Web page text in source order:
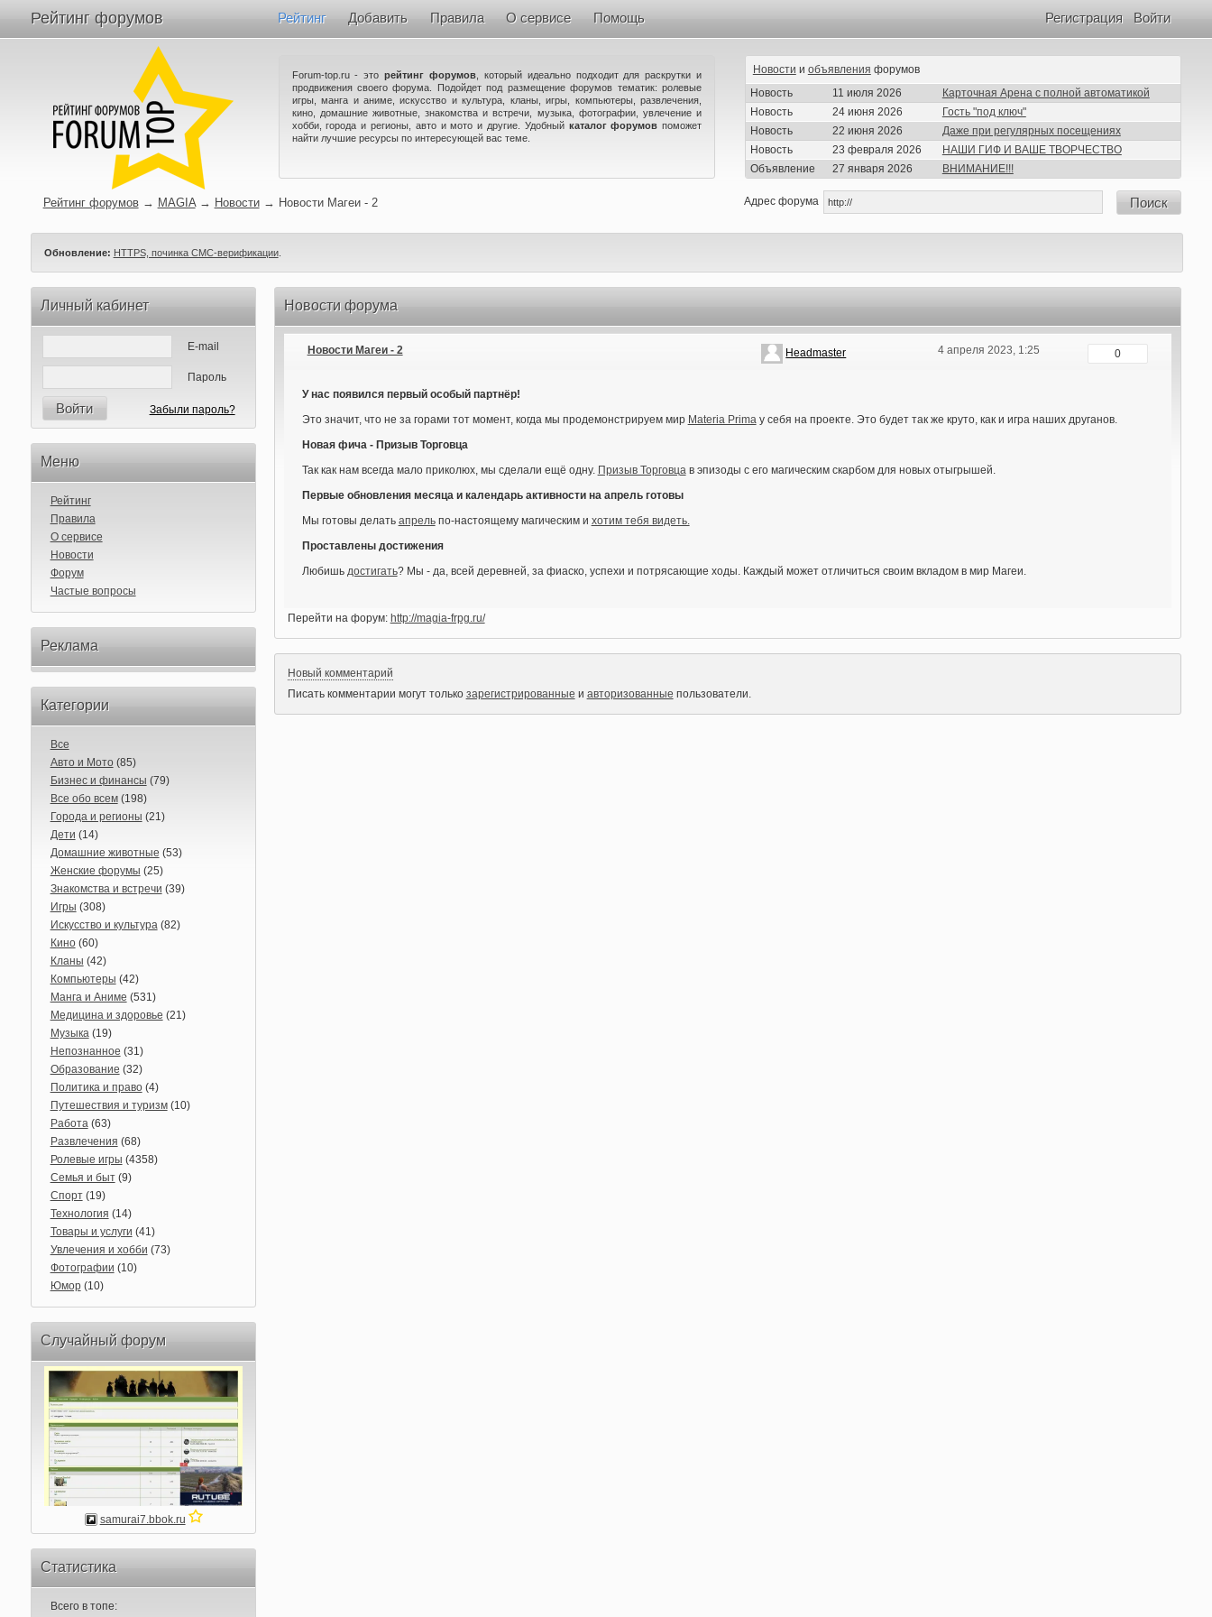
Рейтинг форумов Рейтинг Добавить Правила О сервисе Помощь Войти
Регистрация
Forum-top.ru - эторейтинг форумов , который идеально подходит для раскрутки и
продвижения своего форума. Подойдет под размещение форумов тематик: ролевые
игры, манга и аниме, искусство и культура, кланы, игры, компьютеры, развлечения,
кино, домашние животные, знакомства и встречи, музыка, фотографии, увлечение и
хобби, города и регионы, авто и мото и другие. Удобный каталог форумов поможет
найти лучшие ресурсы по интересующей вас теме.
Новости и объявления форумов
Новость
11 июля 2026
Карточная Арена с полной автоматикой
Новость
24 июня 2026
Гость "под ключ"
Новость
22 июня 2026
Даже при регулярных посещениях
Новость
23 февраля 2026
НАШИ ГИФ И ВАШЕ ТВОРЧЕСТВО
Объявление
27 января 2026 ВНИМАНИЕ!!!
Адрес форума Поиск
Рейтинг форумов → MAGIA → Новости → Новости Магеи - 2
Обновление: HTTPS, починка СМС-верификации.
Личный кабинет
E-mail
Пароль
Войти Забыли пароль?
Меню
Рейтинг
Правила
О сервисе
Новости
Форум
Частые вопросы
Реклама
Категории
Все
Авто и Мото(85)
Бизнес и финансы (79)
Все обо всем(198)
Города и регионы (21)
Дети (14)
Домашние животные (53)
Женские форумы (25)
Знакомства и встречи (39)
Игры (308)
Искусство и культура(82)
Кино(60)
Кланы (42)
Компьютеры (42)
Манга и Аниме (531)
Медицина и здоровье (21)
Музыка(19)
Непознанное (31)
Образование (32)
Политика и право(4)
Путешествия и туризм(10)
Работа(63)
Развлечения (68)
Ролевые игры (4358)
Семья и быт(9)
Спорт(19)
Технология (14)
Товары и услуги (41)
Увлечения и хобби (73)
Фотографии (10)
Юмор(10)
Случайный форум
samurai7.bbok.ru
Статистика
Всего в топе:
Новости форума
Новости Магеи - 2 Headmaster 4 апреля 2023, 1:25 0
У нас появился первый особый партнёр!
Это значит, что не за горами тот момент, когда мы продемонстрируем мир Materia Primaу себя на проекте. Это будет так же круто, как и игра наших друганов.
Новая фича - Призыв Торговца
Так как нам всегда мало приколюх, мы сделали ещё одну. Призыв Торговцав эпизоды с его магическим скарбом для новых отыгрышей.
Первые обновления месяца и календарь активности на апрель готовы
Мы готовы делать апрельпо-настоящему магическим и хотим тебя видеть.
Проставлены достижения
Любишь достигать? Мы - да, всей деревней, за фиаско, успехи и потрясающие ходы. Каждый может отличиться своим вкладом в мир Магеи.
Перейти на форум: http://magia-frpg.ru/
Новый комментарий
Писать комментарии могут только зарегистрированные и авторизованные пользователи.